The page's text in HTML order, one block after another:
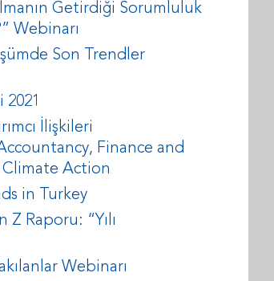
Getirdiği Sorumluluk
Webinarı
Son Trendler
İlişkileri
Finance and
Climate Action
in Turkey
Z Raporu: “Yılı
Webinarı